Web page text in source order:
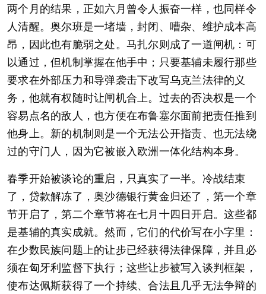
两个月的结果，正如六月曾令人振奋一样，也同样令
人清醒。奥尔班是一堵墙，封闭、嘈杂、维护成本高
昂，因此也有脆弱之处。马扎尔则成了一道闸机：可
以通过，但机制掌握在他手中；只要基辅未履行那些
要求在外部压力和导弹袭击下改写乌克兰法律的义
务，他就有权随时让闸机合上。过去的否决权是一个
容易点名的敌人，也方便在布鲁塞尔面前把责任推到
他身上。新的机制则是一个无法公开指责、也无法绕
过的守门人，因为它被嵌入欧洲一体化结构本身。
春季开始被谈论的重启，只真实了一半。冷战结束
了，贷款解冻了，奥沙德银行黄金归还了，第一个章
节开启了，第二个章节将在七月十四日开启。这些都
是基辅的真实成就。然而，它们的代价写在小字里：
在少数民族问题上的让步已经获得法律保障，并且必
须在匈牙利监督下执行；这些让步被写入谈判框架，
使布达佩斯获得了一个持续、合法且几乎无法争辩的